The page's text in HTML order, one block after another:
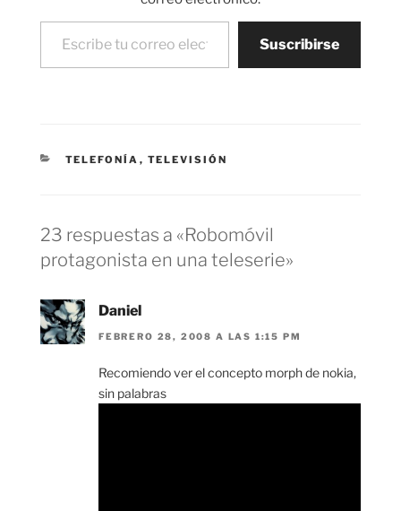
Escribe tu correo electrónico…
Suscribirse
CATEGORÍAS
TELEFONÍA , TELEVISIÓN
23 respuestas a «Robomóvil
protagonista en una teleserie»
Daniel
FEBRERO 28, 2008 A LAS 1:15 PM
Recomiendo ver el concepto morph de nokia,
sin palabras